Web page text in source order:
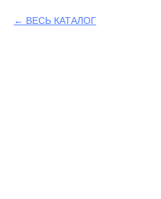
ВЕСЬ КАТАЛОГ